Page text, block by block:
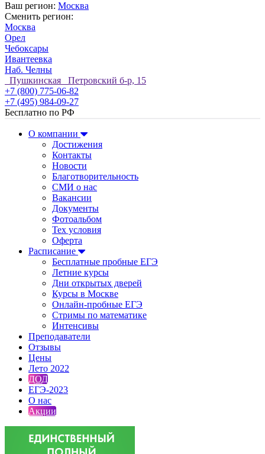
Ваш регион: Москва
Сменить регион:
Москва
Орел
Чебоксары
Ивантеевка
Наб. Челны
Пушкинская Петровский б-р, 15
+7 (800) 775-06-82
+7 (495) 984-09-27
Бесплатно по РФ
О компании
Достижения
Контакты
Новости
Благотворительность
СМИ о нас
Вакансии
Документы
Фотоальбом
Тех условия
Оферта
Расписание
Бесплатные пробные ЕГЭ
Летние курсы
Дни открытых дверей
Курсы в Москве
Онлайн-пробные ЕГЭ
Стримы по математике
Интенсивы
Преподаватели
Отзывы
Цены
Лето 2022
ДОД
ЕГЭ-2023
О нас
Акции